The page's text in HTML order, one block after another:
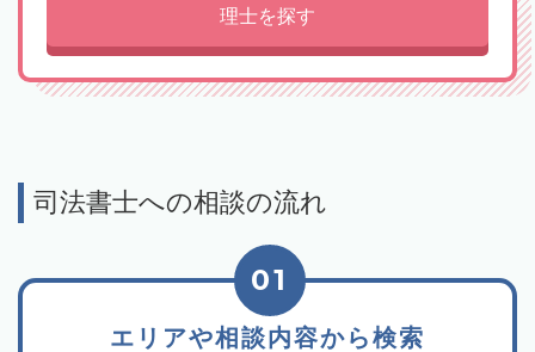
理士を探す
司法書士への相談の流れ
エリアや相談内容から検索
01